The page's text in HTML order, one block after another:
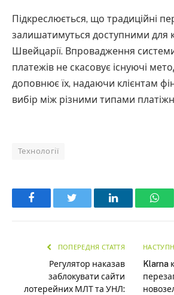
Підкреслюється, що традиційні
залишатимуться доступними для
Швейцарії. Впровадження
платежів не скасовує існуючі
доповнює їх, надаючи клієнтам
вибір між різними типами
Технології
Facebook LinkedIn
ПОПЕРЕДНЯ СТАТТЯ
Регулятор наказав
заблокувати сайти
лотерейних МЛТ та УНЛ:
Klarna